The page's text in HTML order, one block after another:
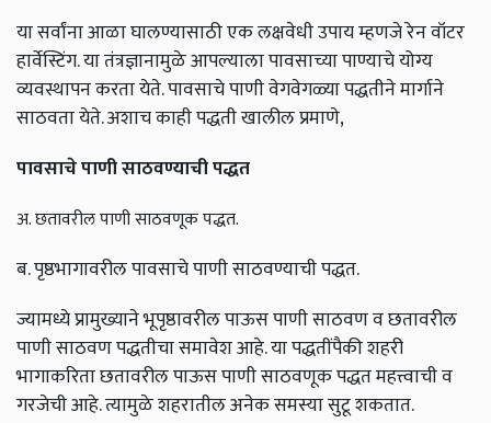
यासर्वांनाआळाघालण्यासाठीएकलक्षवेधीउपायम्हणजेरेनवॉटर
हार्वेस्टिंग.यातंत्रज्ञानामुळेआपल्यालापावसाच्यापाण्याचेयोग्य
व्यवस्थापनकरतायेते.पावसाचेपाणीवेगवेगळ्यापद्धतीनेमार्गाने
साठवतायेते.अशाचकाहीपद्धतीखालीलप्रमाणे,
पावसाचेपाणीसाठवण्याचीपद्धत
अ. छतावरीलपाणीसाठवणूकपद्धत.
ब.पृष्ठभागावरीलपावसाचेपाणीसाठवण्याचीपद्धत.
ज्यामध्येप्रामुख्यानेभूपृष्ठावरीलपाऊसपाणीसाठवणवछतावरील
पाणीसाठवणपद्धतीचासमावेशआहे.यापद्धतींपैकीशहरी
भागाकरिताछतावरीलपाऊसपाणीसाठवणूकपद्धतमहत्त्वाचीव
गरजेचीआहे.त्यामुळेशहरातीलअनेकसमस्यासुटूशकतात.